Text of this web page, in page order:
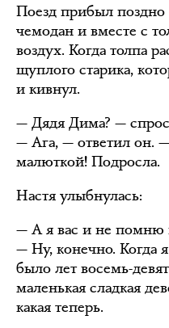
Поезд прибыл поздно
чемодан и вместе с
воздух. Когда толпа
щуплого старика,
и кивнул.
— Дядя Дима? —
— Ага, — ответил он.
малюткой! Подросла.
Настя улыбнулась:
— А я вас и не помню
— Ну, конечно. Когда
было лет восемь-
маленькая сладкая
какая теперь.